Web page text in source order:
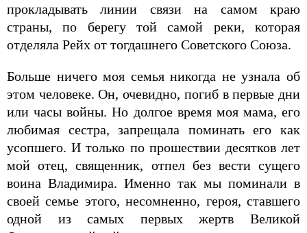
прокладывать линии связи на самом краю
страны, по берегу той самой реки, которая
отделяла Рейх от тогдашнего Советского Союза.
Больше ничего моя семья никогда не узнала об
этом человеке. Он, очевидно, погиб в первые дни
или часы войны. Но долгое время моя мама, его
любимая сестра, запрещала поминать его как
усопшего. И только по прошествии десятков лет
мой отец, священник, отпел без вести сущего
воина Владимира. Именно так мы поминали в
своей семье этого, несомненно, героя, ставшего
одной из самых первых жертв Великой